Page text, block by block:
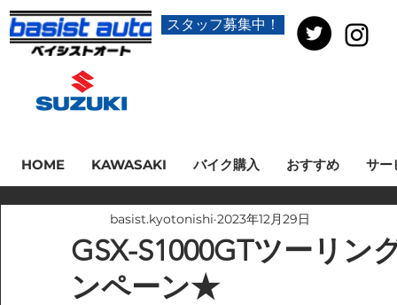
スタッフ募集中！
HOME KAWASAKI バイク購入 おすすめ サー
GSX-S1000GTツーリン
ンペーン★
basist.kyotonishi 2023年12月29日